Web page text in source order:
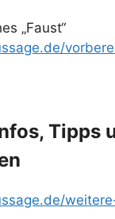
„Faust“
Tipps